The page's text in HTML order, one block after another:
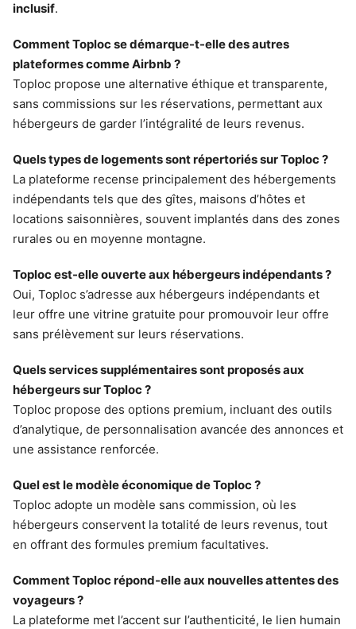
inclusif.
Comment Toploc se démarque-t-elle des autres
plateformes comme Airbnb ?
Toploc propose une alternative éthique et transparente,
sans commissions sur les réservations, permettant aux
hébergeurs de garder l’intégralité de leurs revenus.
Quels types de logements sont répertoriés sur Toploc ?
La plateforme recense principalement des hébergements
indépendants tels que des gîtes, maisons d’hôtes et
locations saisonnières, souvent implantés dans des zones
rurales ou en moyenne montagne.
Toploc est-elle ouverte aux hébergeurs indépendants ?
Oui, Toploc s’adresse aux hébergeurs indépendants et
leur offre une vitrine gratuite pour promouvoir leur offre
sans prélèvement sur leurs réservations.
Quels services supplémentaires sont proposés aux
hébergeurs sur Toploc ?
Toploc propose des options premium, incluant des outils
d’analytique, de personnalisation avancée des annonces et
une assistance renforcée.
Quel est le modèle économique de Toploc ?
Toploc adopte un modèle sans commission, où les
hébergeurs conservent la totalité de leurs revenus, tout
en offrant des formules premium facultatives.
Comment Toploc répond-elle aux nouvelles attentes des
voyageurs ?
La plateforme met l’accent sur l’authenticité, le lien humain